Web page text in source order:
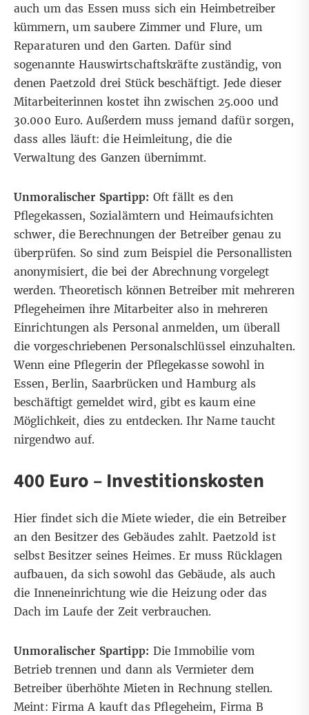
auch um das Essen muss sich ein Heimbetreiber
kümmern, um saubere Zimmer und Flure, um
Reparaturen und den Garten. Dafür sind
sogenannte Hauswirtschaftskräfte zuständig, von
denen Paetzold drei Stück beschäftigt. Jede dieser
Mitarbeiterinnen kostet ihn zwischen 25.000 und
30.000 Euro. Außerdem muss jemand dafür sorgen,
dass alles läuft: die Heimleitung, die die
Verwaltung des Ganzen übernimmt.
Unmoralischer Spartipp: Oft fällt es den
Pflegekassen, Sozialämtern und Heimaufsichten
schwer, die Berechnungen der Betreiber genau zu
überprüfen. So sind zum Beispiel die Personallisten
anonymisiert, die bei der Abrechnung vorgelegt
werden. Theoretisch können Betreiber mit mehreren
Pflegeheimen ihre Mitarbeiter also in mehreren
Einrichtungen als Personal anmelden, um überall
die vorgeschriebenen Personalschlüssel einzuhalten.
Wenn eine Pflegerin der Pflegekasse sowohl in
Essen, Berlin, Saarbrücken und Hamburg als
beschäftigt gemeldet wird, gibt es kaum eine
Möglichkeit, dies zu entdecken. Ihr Name taucht
nirgendwo auf.
400 Euro – Investitionskosten
Hier findet sich die Miete wieder, die ein Betreiber
an den Besitzer des Gebäudes zahlt. Paetzold ist
selbst Besitzer seines Heimes. Er muss Rücklagen
aufbauen, da sich sowohl das Gebäude, als auch
die Inneneinrichtung wie die Heizung oder das
Dach im Laufe der Zeit verbrauchen.
Unmoralischer Spartipp: Die Immobilie vom
Betrieb trennen und dann als Vermieter dem
Betreiber überhöhte Mieten in Rechnung stellen.
Meint: Firma A kauft das Pflegeheim, Firma B